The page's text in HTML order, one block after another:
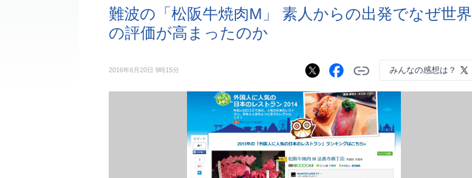
難波の「松阪牛焼肉M」 素人からの出発でなぜ世界
の評価が高まったのか
2016年6月20日 9時15分 みんなの感想は？